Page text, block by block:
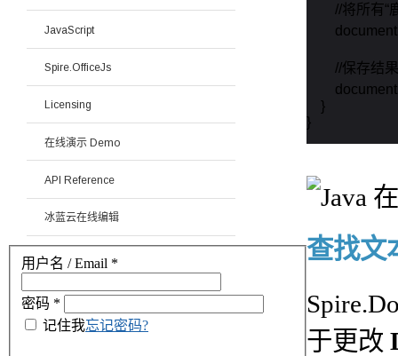
//将所
//保存结
    }
}
查找文
于更改
JavaScript
Spire.OfficeJs
Licensing
在线演示 Demo
API Reference
冰蓝云在线编辑
用户名 / Email *
密码 *
记住我忘记密码?